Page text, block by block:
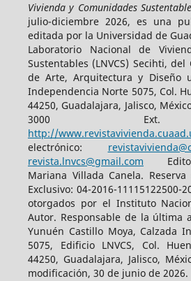
Vivienda y Comunidades
julio-diciembre 2026, es una
editada por la Universidad de
Laboratorio Nacional de
Sustentables (LNVCS) Secihti,
de Arte, Arquitectura y Diseño
Independencia Norte 5075, Col.
44250, Guadalajara, Jalisco,
3000 Ext.
http://
electrónico:
revista.lnvcs@gmail.com
Mariana Villada Canela.
Exclusivo: 04-2016-11115122500-
otorgados por el Instituto
Autor. Responsable de la última
Yunuén Castillo Moya, Calzada
5075, Edificio LNVCS, Col.
44250, Guadalajara, Jalisco,
modificación, 30 de junio de 2026.